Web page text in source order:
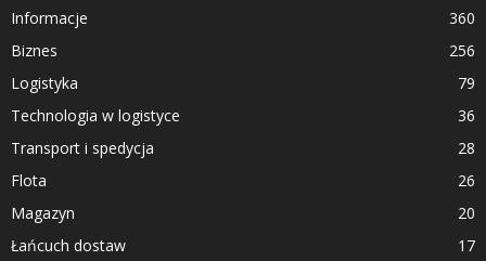
Informacje
360
Biznes
256
Logistyka
79
Technologia w logistyce
36
Transport i spedycja
28
Flota
26
Magazyn
20
Łańcuch dostaw
17